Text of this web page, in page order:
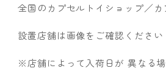
全国のカプセルトイショップ／カ
設置店舗は画像をご確認ください
※店舗によって入荷日が 異なる